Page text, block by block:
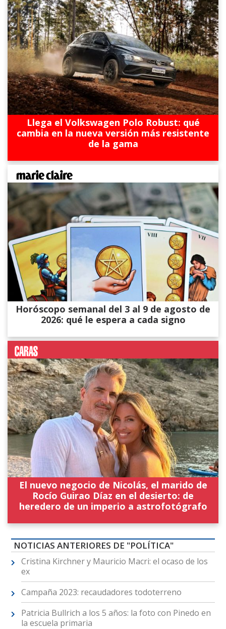
Llega el Volkswagen Polo Robust: qué
cambia en la nueva versión más resistente
de la gama
Horóscopo semanal del 3 al 9 de agosto de
2026: qué le espera a cada signo
El nuevo negocio de Nicolás, el marido de
Rocío Guirao Díaz en el desierto: de
heredero de un imperio a astrofotógrafo
NOTICIAS ANTERIORES DE "POLÍTICA"
Cristina Kirchner y Mauricio Macri: el ocaso de los
ex
Campaña 2023: recaudadores todoterreno
Patricia Bullrich a los 5 años: la foto con Pinedo en
la escuela primaria